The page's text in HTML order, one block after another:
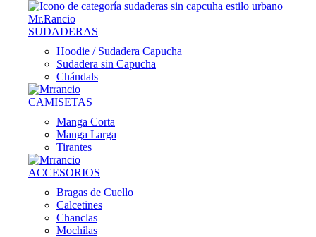
SUDADERAS
Hoodie / Sudadera Capucha
Sudadera sin Capucha
Chándals
CAMISETAS
Manga Corta
Manga Larga
Tirantes
ACCESORIOS
Bragas de Cuello
Calcetines
Chanclas
Mochilas